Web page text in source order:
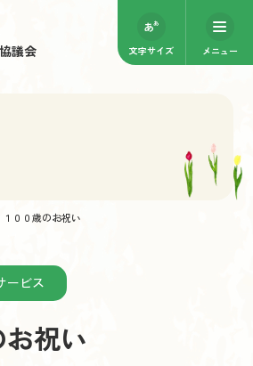
議会 文字サイズ メニュー
１００歳のお祝い
ービス
お祝い